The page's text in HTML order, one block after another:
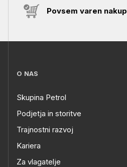
Povsem varen nakup
O NAS
Skupina Petrol
Podjetja in storitve
Trajnostni razvoj
Kariera
Za vlagatelje